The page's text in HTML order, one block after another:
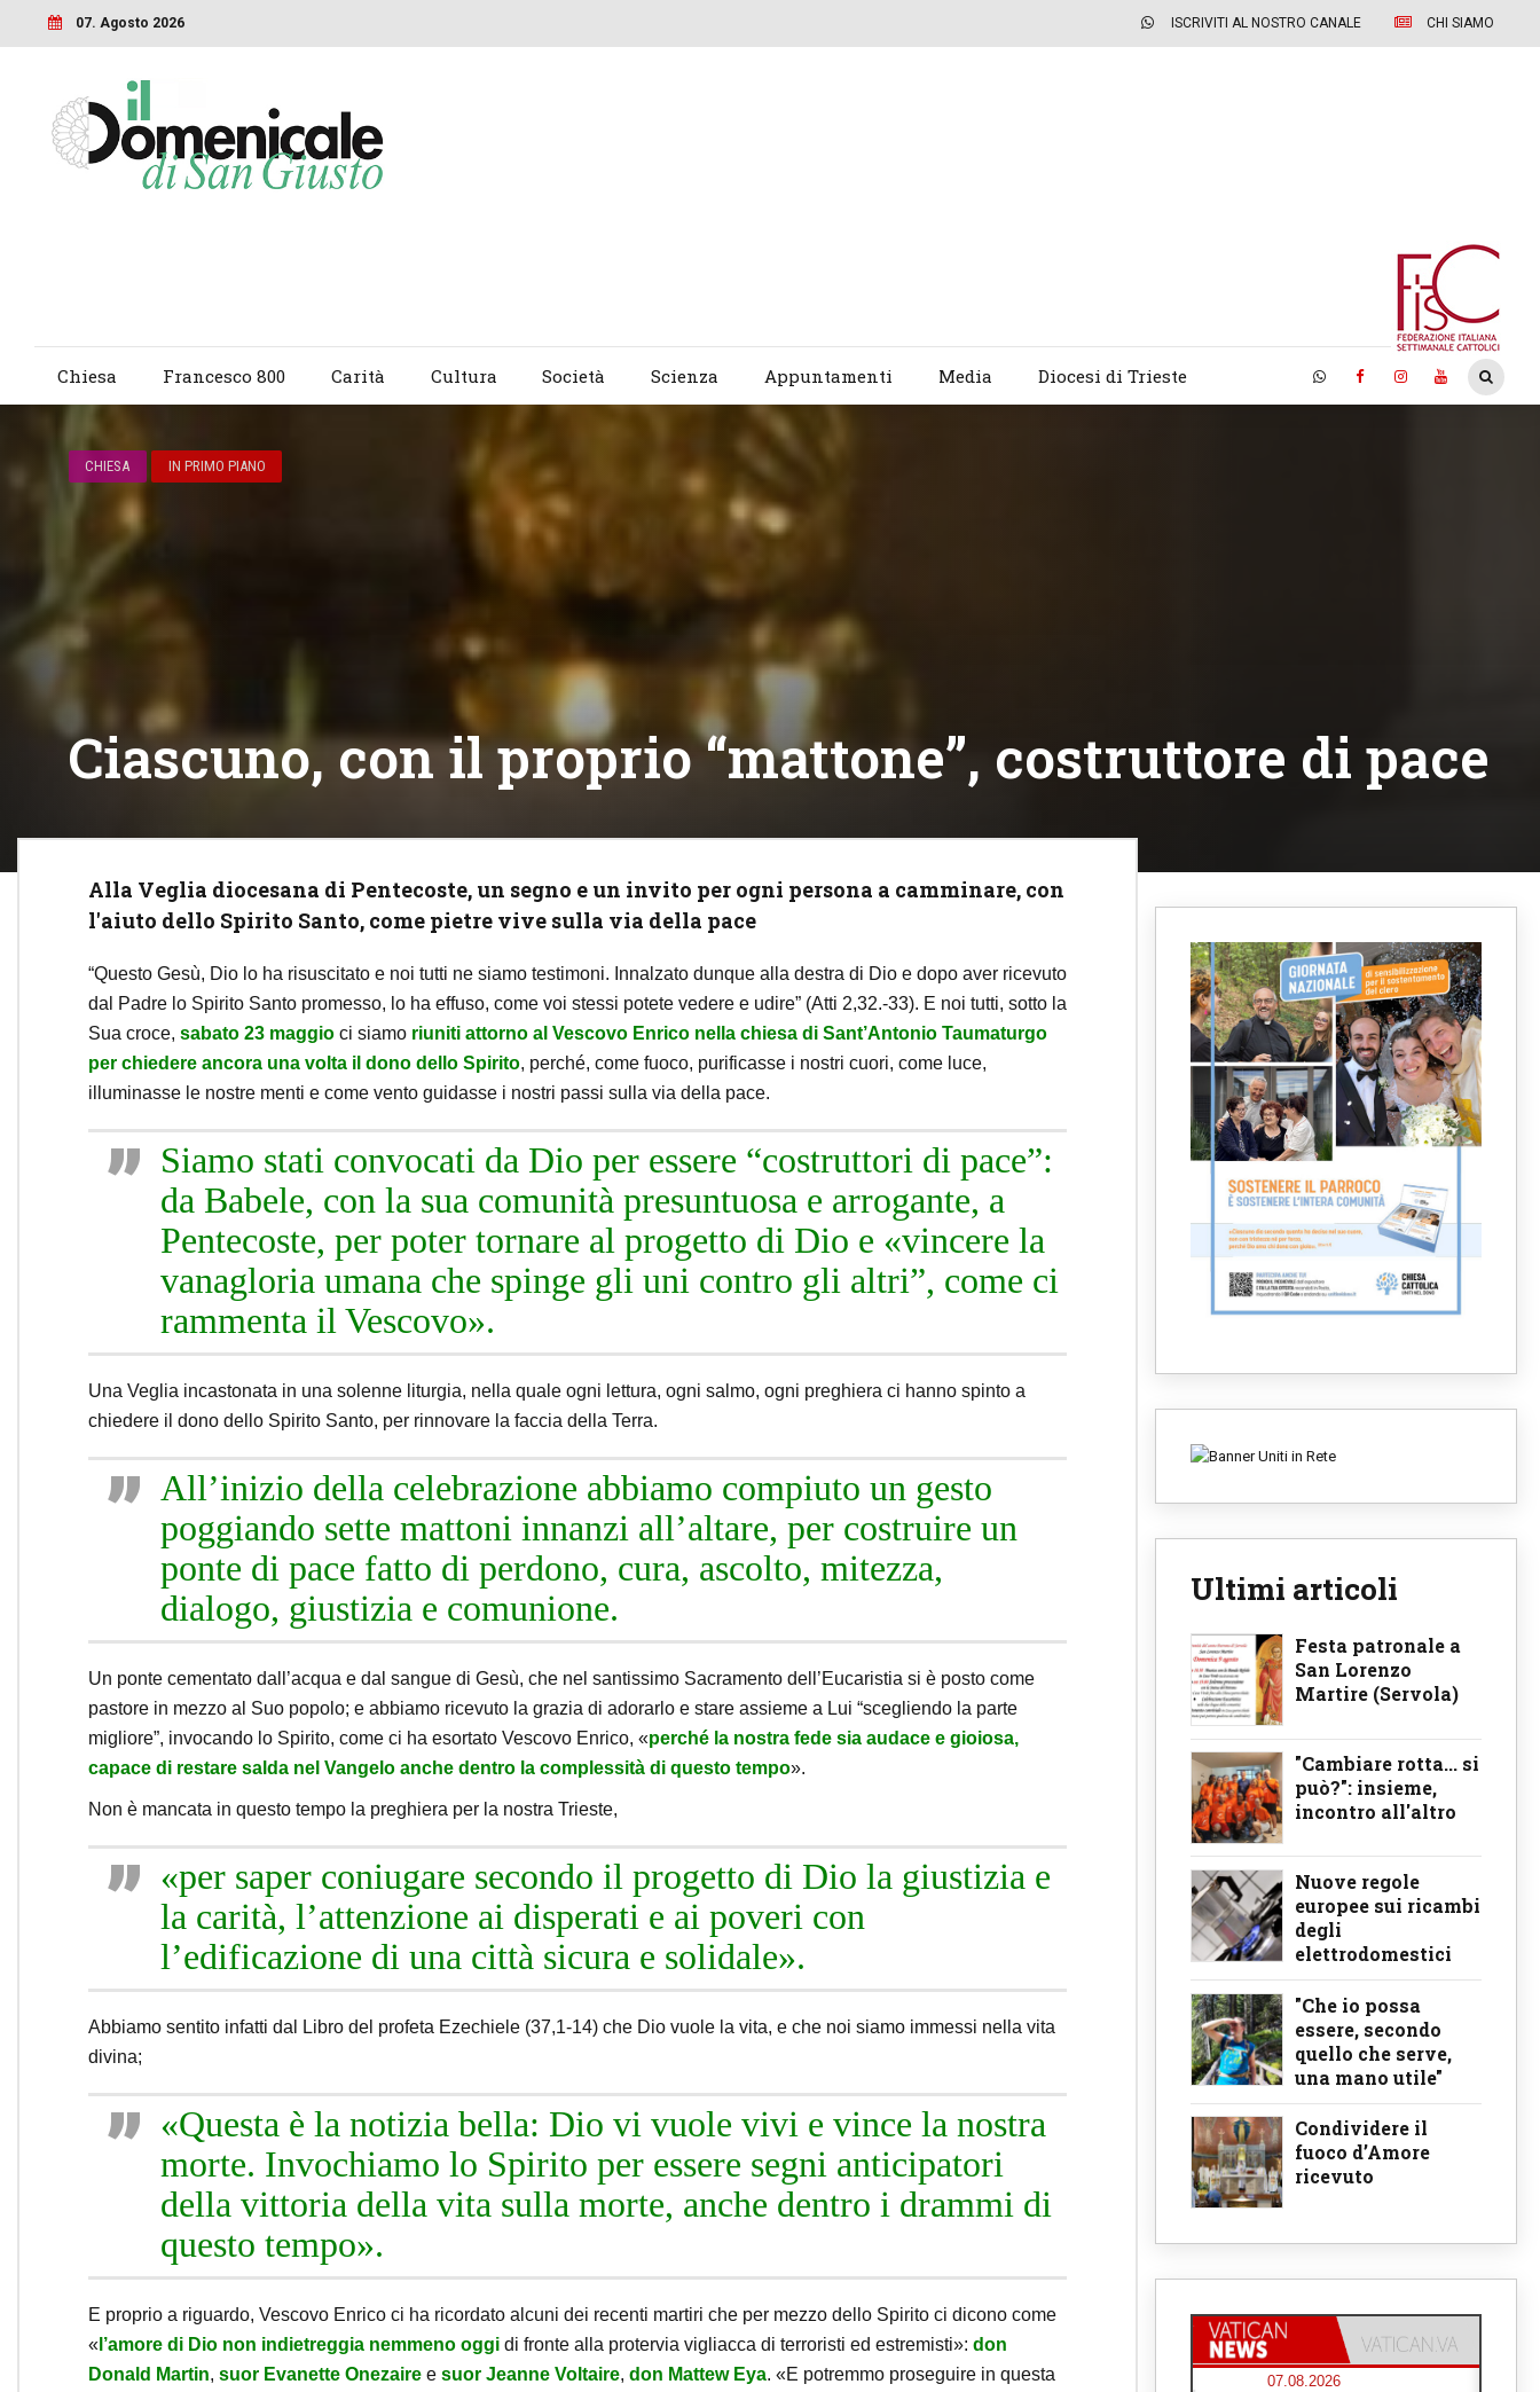
07. Agosto 2026 ISCRIVITI AL NOSTRO CANALE CHI SIAMO
Chiesa Francesco 800 Carità Cultura Società Scienza Appuntamenti Media Diocesi di Trieste
CHIESA IN PRIMO PIANO
Ciascuno, con il proprio “mattone”, costruttore di pace
Alla Veglia diocesana di Pentecoste, un segno e un invito per ogni persona a camminare, con
l'aiuto dello Spirito Santo, come pietre vive sulla via della pace
“Questo Gesù, Dio lo ha risuscitato e noi tutti ne siamo testimoni. Innalzato dunque alla destra di Dio e dopo aver ricevuto
dal Padre lo Spirito Santo promesso, lo ha effuso, come voi stessi potete vedere e udire” (Atti 2,32.-33). E noi tutti, sotto la
Sua croce, sabato 23 maggio ci siamo riuniti attorno al Vescovo Enrico nella chiesa di Sant’Antonio Taumaturgo
per chiedere ancora una volta il dono dello Spirito, perché, come fuoco, purificasse i nostri cuori, come luce,
illuminasse le nostre menti e come vento guidasse i nostri passi sulla via della pace.
Siamo stati convocati da Dio per essere “costruttori di pace”:
da Babele, con la sua comunità presuntuosa e arrogante, a
Pentecoste, per poter tornare al progetto di Dio e «vincere la
vanagloria umana che spinge gli uni contro gli altri”, come ci
rammenta il Vescovo».
Una Veglia incastonata in una solenne liturgia, nella quale ogni lettura, ogni salmo, ogni preghiera ci hanno spinto a
chiedere il dono dello Spirito Santo, per rinnovare la faccia della Terra.
All’inizio della celebrazione abbiamo compiuto un gesto
poggiando sette mattoni innanzi all’altare, per costruire un
ponte di pace fatto di perdono, cura, ascolto, mitezza,
dialogo, giustizia e comunione.
Un ponte cementato dall’acqua e dal sangue di Gesù, che nel santissimo Sacramento dell’Eucaristia si è posto come
pastore in mezzo al Suo popolo; e abbiamo ricevuto la grazia di adorarlo e stare assieme a Lui “scegliendo la parte
migliore”, invocando lo Spirito, come ci ha esortato Vescovo Enrico, «perché la nostra fede sia audace e gioiosa,
capace di restare salda nel Vangelo anche dentro la complessità di questo tempo».
Non è mancata in questo tempo la preghiera per la nostra Trieste,
«per saper coniugare secondo il progetto di Dio la giustizia e
la carità, l’attenzione ai disperati e ai poveri con
l’edificazione di una città sicura e solidale».
Abbiamo sentito infatti dal Libro del profeta Ezechiele (37,1-14) che Dio vuole la vita, e che noi siamo immessi nella vita
divina;
«Questa è la notizia bella: Dio vi vuole vivi e vince la nostra
morte. Invochiamo lo Spirito per essere segni anticipatori
della vittoria della vita sulla morte, anche dentro i drammi di
questo tempo».
E proprio a riguardo, Vescovo Enrico ci ha ricordato alcuni dei recenti martiri che per mezzo dello Spirito ci dicono come
« l’amore di Dio non indietreggia nemmeno oggi di fronte alla protervia vigliacca di terroristi ed estremisti»: don
Donald Martin, suor Evanette Onezaire e suor Jeanne Voltaire, don Mattew Eya. «E potremmo proseguire in questa
Ultimi articoli
Festa patronale a
San Lorenzo
Martire (Servola)
"Cambiare rotta... si
può?": insieme,
incontro all'altro
Nuove regole
europee sui ricambi
degli
elettrodomestici
"Che io possa
essere, secondo
quello che serve,
una mano utile"
Condividere il
fuoco d’Amore
ricevuto
07.08.2026